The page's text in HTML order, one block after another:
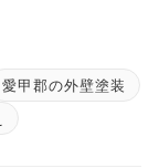
愛甲郡の外壁塗装